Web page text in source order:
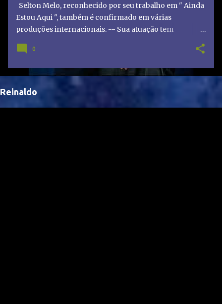
Selton Melo, reconhecido por seu trabalho em " Ainda
Estou Aqui ", também é confirmado em várias
produções internacionais. -- Sua atuação tem
Brasil, abrindo portas para novas oportunidades no
a representação brasileira no cinema global!
0
Reinaldo